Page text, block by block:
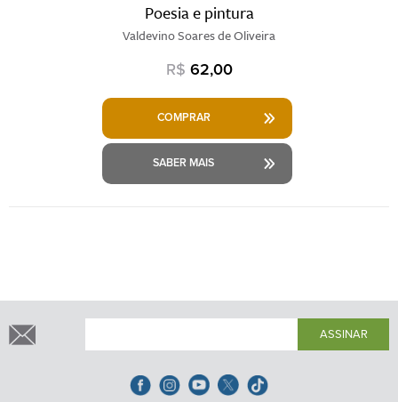
Poesia e pintura
Valdevino Soares de Oliveira
R$ 62,00
COMPRAR
SABER MAIS
ASSINAR